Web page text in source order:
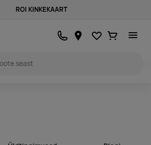
ROI KINKEKAART
Lemmikud
Ostukorv